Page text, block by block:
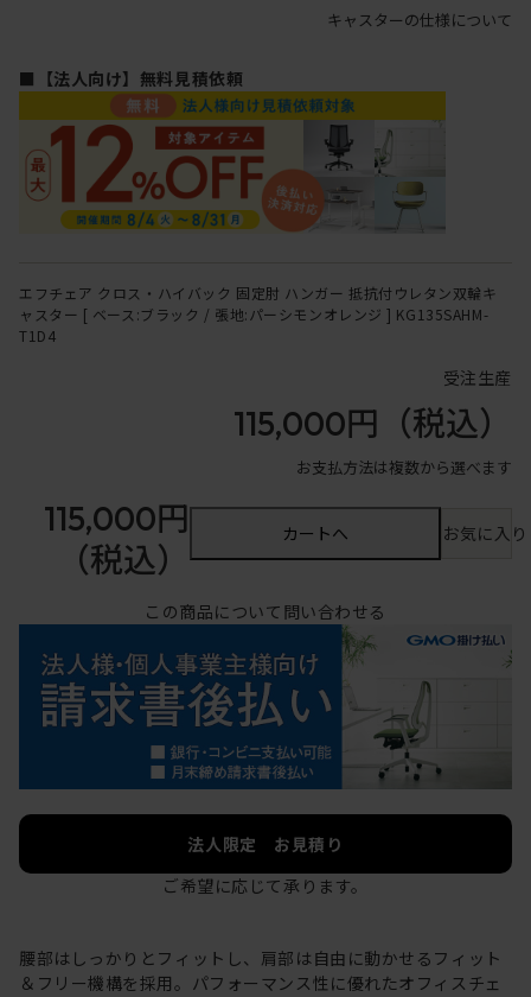
キャスターの仕様について
■【法人向け】無料見積依頼
エフチェア クロス・ハイバック 固定肘 ハンガー 抵抗付ウレタン双輪キ
ャスター [ ベース:ブラック / 張地:パーシモンオレンジ ] KG135SAHM-
T1D4
受注生産
115,000円 （税込）
お支払方法は複数から選べます
115,000円
（税込）
カートへ お気に入
この商品について問い合わせる
法人限定 お見積り
ご希望に応じて承ります。
腰部はしっかりとフィットし、肩部は自由に動かせるフィット
＆フリー機構を採用。パフォーマンス性に優れたオフィスチェ